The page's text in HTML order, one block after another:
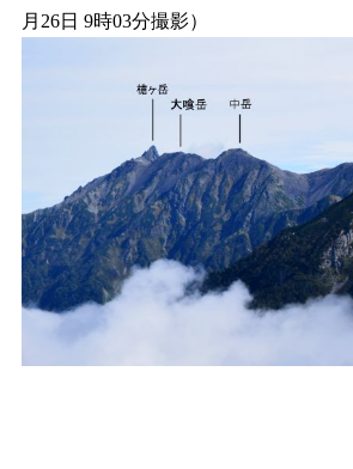
月26日 9時03分撮影）